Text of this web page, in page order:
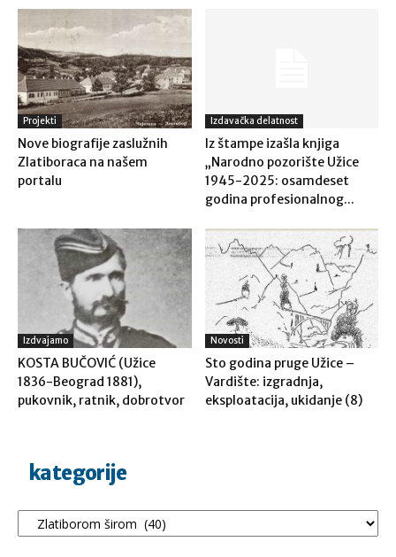
Projekti
Nove biografije zaslužnih
Zlatiboraca na našem
portalu
Izdavačka delatnost
Iz štampe izašla knjiga
„Narodno pozorište Užice
1945-2025: osamdeset
godina profesionalnog...
Izdvajamo
KOSTA BUČOVIĆ (Užice
1836-Beograd 1881),
pukovnik, ratnik, dobrotvor
Novosti
Sto godina pruge Užice –
Vardište: izgradnja,
eksploatacija, ukidanje (8)
kategorije
Kategorije